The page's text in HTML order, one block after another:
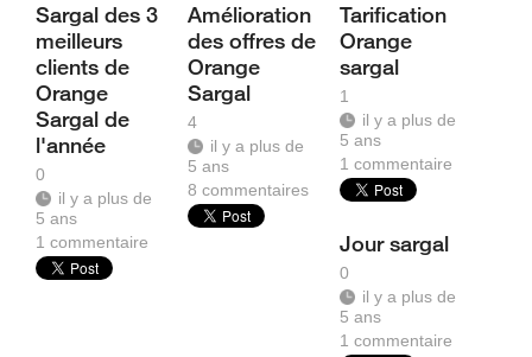
Sargal des 3
meilleurs
clients de
Orange
Sargal de
l'année
0
il y a plus de
5 ans
1 commentaire
Amélioration
des offres de
Orange
Sargal
4
il y a plus de
5 ans
8commentaires
Tarification
Orange
sargal
1
il y a plus de
5 ans
1commentaire
Jour sargal
0
il y a plus de
5 ans
1commentaire